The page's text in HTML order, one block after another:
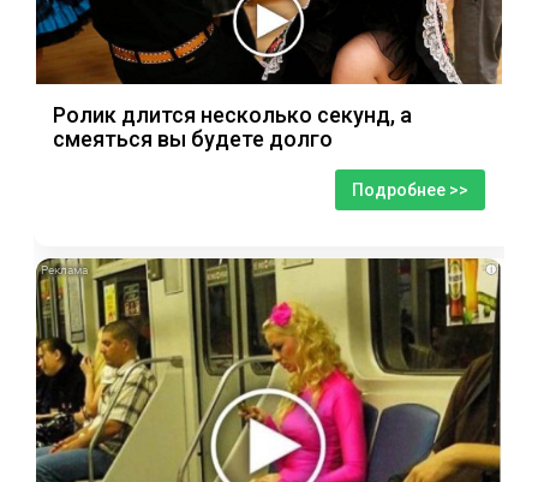
Ролик длится несколько секунд, а
смеяться вы будете долго
Подробнее >>
i